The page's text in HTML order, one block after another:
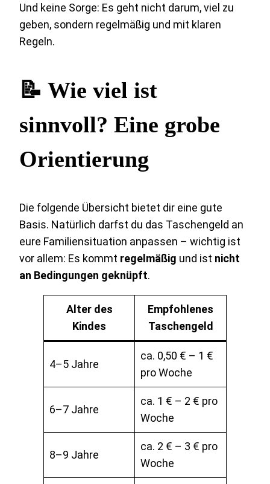
Und keine Sorge: Es geht nicht darum, viel zu
geben, sondern regelmäßig und mit klaren
Regeln.
📝 Wie viel ist
sinnvoll? Eine grobe
Orientierung
Die folgende Übersicht bietet dir eine gute
Basis. Natürlich darfst du das Taschengeld an
eure Familiensituation anpassen – wichtig ist
vor allem: Es kommt regelmäßig und ist nicht
an Bedingungen geknüpft.
Alter des
Kindes
Empfohlenes
Taschengeld
4–5 Jahre
ca. 0,50 € – 1 €
pro Woche
6–7 Jahre
ca. 1 € – 2 € pro
Woche
8–9 Jahre
ca. 2 € – 3 € pro
Woche